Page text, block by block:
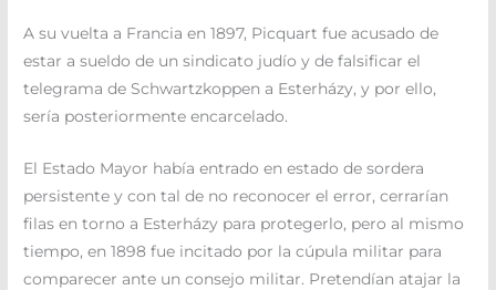
A su vuelta a Francia en 1897, Picquart fue acusado de
estar a sueldo de un sindicato judío y de falsificar el
telegrama de Schwartzkoppen a Esterházy, y por ello,
sería posteriormente encarcelado.
El Estado Mayor había entrado en estado de sordera
persistente y con tal de no reconocer el error, cerrarían
filas en torno a Esterházy para protegerlo, pero al mismo
tiempo, en 1898 fue incitado por la cúpula militar para
comparecer ante un consejo militar. Pretendían atajar la